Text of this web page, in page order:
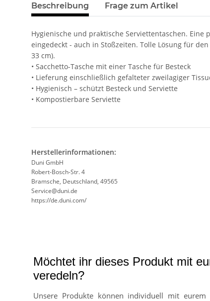
Beschreibung Frage zum Artikel
Hygienische und praktische Serviettentaschen.
eingedeckt - auch in Stoßzeiten. Tolle Lösung für
33 cm).
• Sacchetto-Tasche mit einer Tasche für Besteck
• Lieferung einschließlich gefalteter zweilagiger
• Hygienisch – schützt Besteck und Serviette
• Kompostierbare Serviette
Herstellerinformationen:
Duni GmbH
Robert-Bosch-Str. 4
Bramsche, Deutschland, 49565
Service@duni.de
https://de.duni.com/
Möchtet ihr dieses Produkt mit
veredeln?
Unsere Produkte können individuell mit